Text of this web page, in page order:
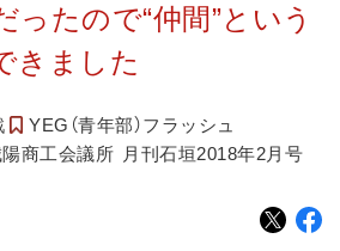
ったので“仲間”という
きました
YEG（青年部）フラッシュ
商工会議所 月刊石垣2018年2月号